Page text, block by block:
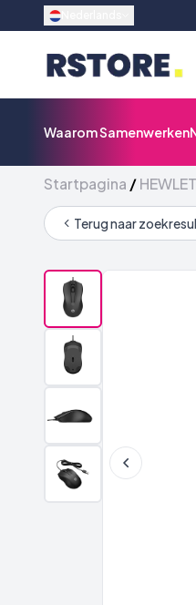
Waarom Samenwerken
Startpagina /
Terug naar